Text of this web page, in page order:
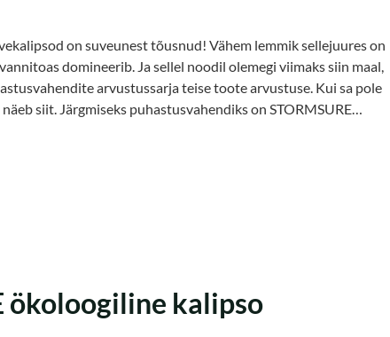
on suveunest tõusnud! Vähem lemmik sellejuures on
domineerib. Ja sellel noodil olemegi viimaks siin maal,
arvustussarja teise toote arvustuse. Kui sa pole
siit. Järgmiseks puhastusvahendiks on STORMSURE…
ökoloogiline kalipso